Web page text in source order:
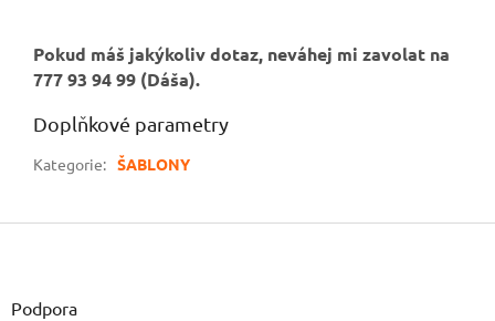
Pokud máš jakýkoliv dotaz, neváhej mi zavolat na
777 93 94 99 (Dáša).
Doplňkové parametry
Kategorie: ŠABLONY
Z
Podpora